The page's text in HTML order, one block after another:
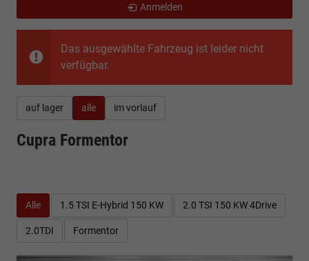
Das ausgewählte Fahrzeug ist leider nicht
verfügbar.
auf lager alle im vorlauf
Cupra Formentor
Alle 1.5 TSI E-Hybrid 150 KW 2.0 TSI 150 KW 4Drive
2.0TDI Formentor
Anmelden